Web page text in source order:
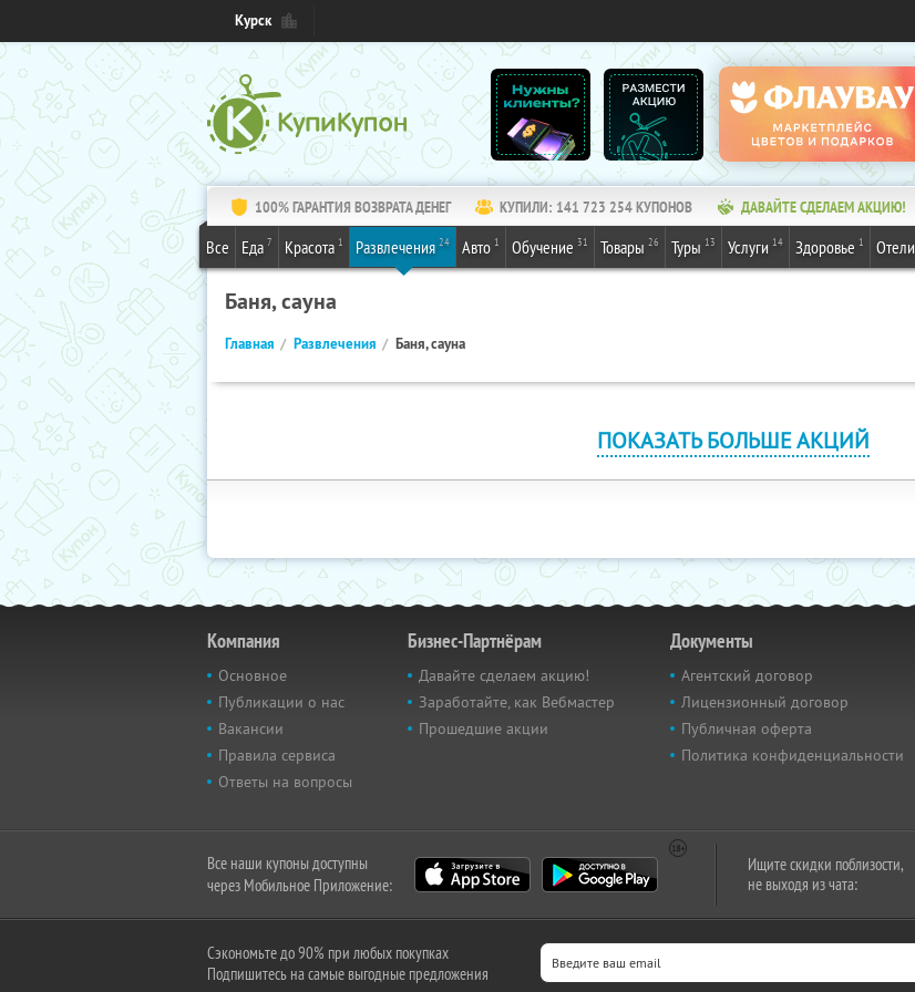
Курск
100% ГАРАНТИЯ ВОЗВРАТА ДЕНЕГ КУПИЛИ: 141 723 254КУПОНОВ ДАВАЙТЕ СДЕЛАЕМ АКЦИЮ!
Все Еда 7 Красота 1 Развлечения 24 Авто 1 Обучение 31 Товары 26 Туры 13 Услуги 14 Здоровье 1 Отели
Баня, сауна
Главная Развлечения Баня, сауна
ПОКАЗАТЬ БОЛЬШЕ АКЦИЙ
Компания
Основное
Публикации о нас
Вакансии
Правила сервиса
Ответы на вопросы
Бизнес-Партнёрам
Давайте сделаем акцию!
Заработайте, как Вебмастер
Прошедшие акции
Документы
Агентский договор
Лицензионный договор
Публичная оферта
Политика конфиденциальности
Все наши купоны доступны
через Мобильное Приложение:
Ищите скидки поблизости,
не выходя из чата:
Сэкономьте до 90% при любых покупках
Подпишитесь на самые выгодные предложения